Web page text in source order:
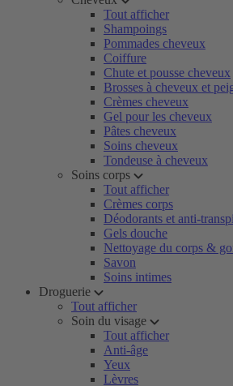
Tout afficher
Shampoings
Pommades cheveux
Coiffure
Chute et pousse cheveux
Brosses à cheveux et
Crèmes cheveux
Gel pour les cheveux
Pâtes cheveux
Soins cheveux
Tondeuse à cheveux
Soins corps
Tout afficher
Crèmes corps
Déodorants et anti-
Gels douche
Nettoyage du corps &
Savon
Soins intimes
Droguerie
Tout afficher
Soin du visage
Tout afficher
Anti-âge
Yeux
Lèvres